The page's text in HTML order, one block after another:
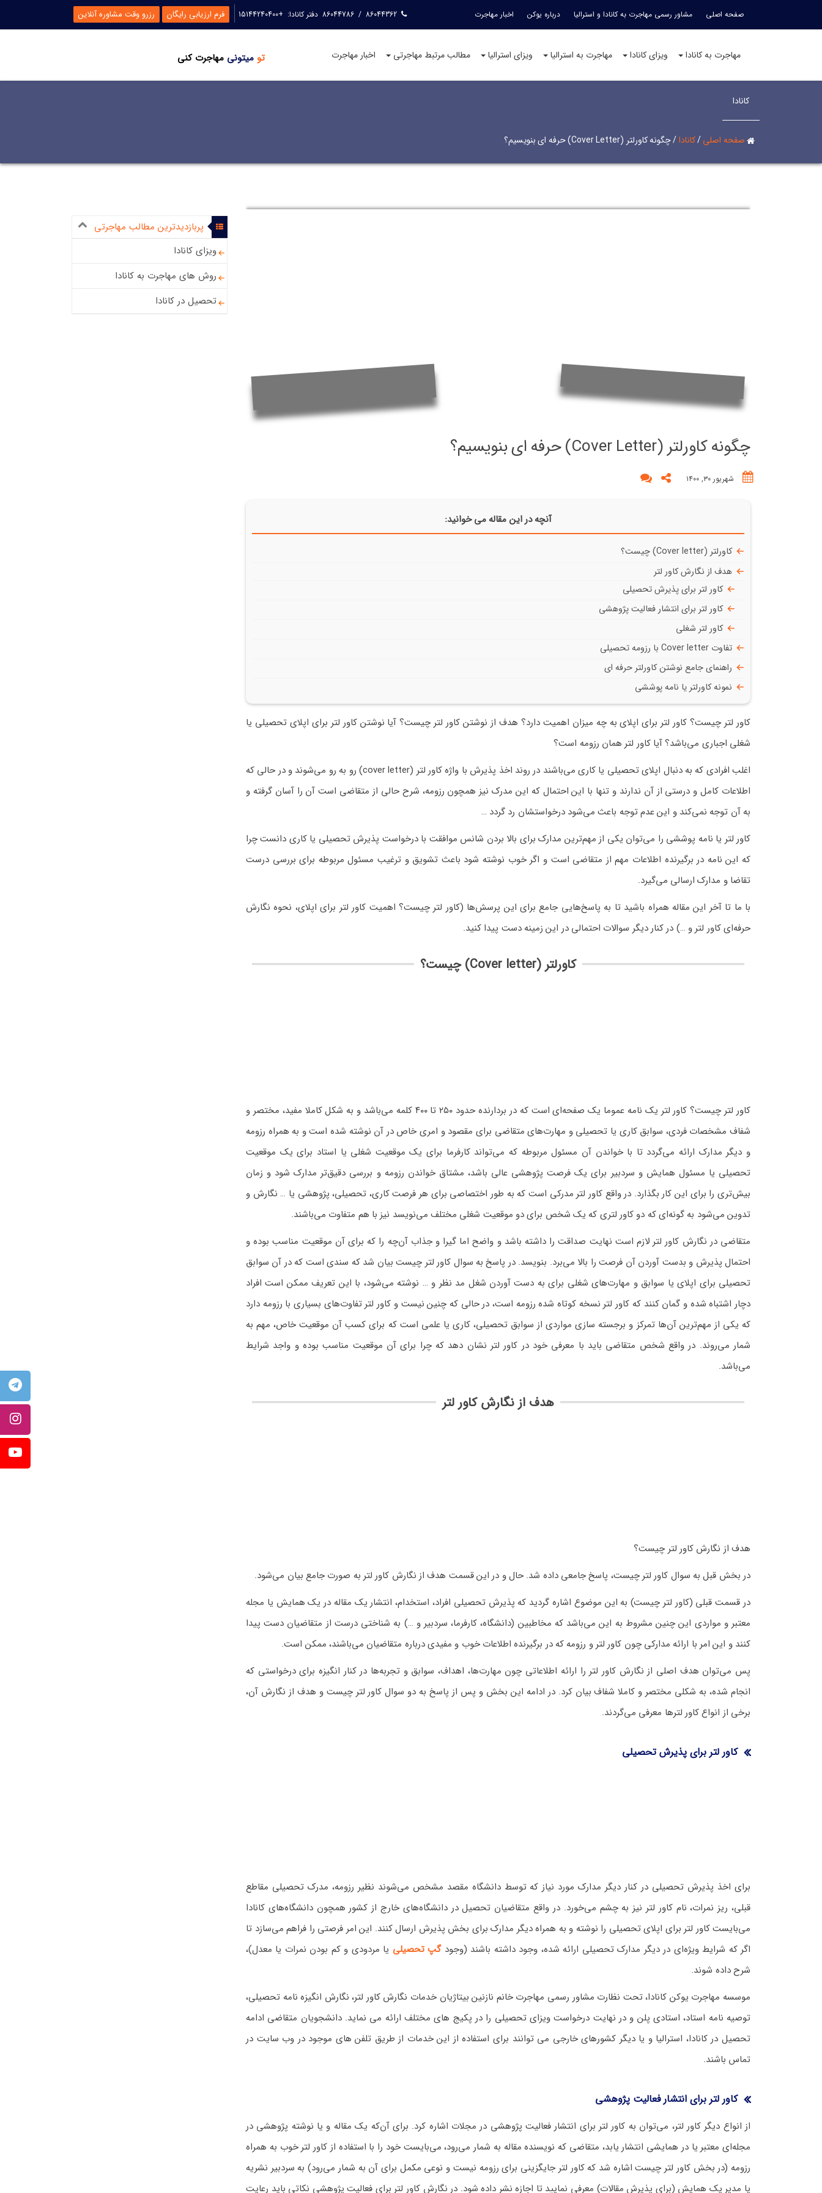
صفحه اصلی مشاور رسمی مهاجرت به کانادا و استرالیا درباره یوکن اخبار مهاجرت 86044362
/
86044786 دفتر کانادا: +15144240400 فرم ارزیابی رایگان رزرو وقت مشاوره آنلاین
مهاجرت به کانادا ویزای کانادا مهاجرت به استرالیا ویزای استرالیا مطالب مرتبط مهاجرتی اخبار مهاجرت تو میتونی مهاجرت کنی
کانادا
صفحه اصلی/کانادا/چگونه کاورلتر (Cover Letter) حرفه ای بنویسیم؟
چگونه کاورلتر (Cover Letter) حرفه ای بنویسیم؟
شهریور ۳۰, ۱۴۰۰
آنچه در این مقاله می خوانید:
کاورلتر (Cover letter) چیست؟
هدف از نگارش کاور لتر
کاور لتر برای پذیرش تحصیلی
کاور لتر برای انتشار فعالیت پژوهشی
کاور لتر شغلی
تفاوت Cover letter با رزومه تحصیلی
راهنمای جامع نوشتن کاورلتر حرفه ای
نمونه کاورلتر یا نامه پوششی
کاور لتر چیست؟ کاور لتر برای اپلای به چه میزان اهمیت دارد؟ هدف از نوشتن کاور لتر چیست؟ آیا نوشتن کاور لتر برای اپلای تحصیلی یا
شغلی اجباری می‌باشد؟ آیا کاور لتر همان رزومه است؟
اغلب افرادی که به دنبال اپلای تحصیلی یا کاری می‌باشند در روند اخذ پذیرش با واژه کاور لتر (cover letter) رو به رو می‌شوند و در حالی که
اطلاعات کامل و درستی از آن ندارند و تنها با این احتمال که این مدرک نیز همچون رزومه، شرح حالی از متقاضی است آن را آسان گرفته و
به آن توجه نمی‌کند و این عدم توجه باعث می‌شود درخواستشان رد گردد …
کاور لتر یا نامه پوششی را می‌توان یکی از مهم‌ترین مدارک برای بالا بردن شانس موافقت با درخواست پذیرش تحصیلی یا کاری دانست چرا
که این نامه در برگیرنده اطلاعات مهم از متقاضی است و اگر خوب نوشته شود باعث تشویق و ترغیب مسئول مربوطه برای بررسی درست
تقاضا و مدارک ارسالی می‌گیرد.
با ما تا آخر این مقاله همراه باشید تا به پاسخ‌هایی جامع برای این پرسش‌ها (کاور لتر چیست؟ اهمیت کاور لتر برای اپلای، نحوه نگارش
حرفه‌ای کاور لتر و …) در کنار دیگر سوالات احتمالی در این زمینه دست پیدا کنید.
کاورلتر (Cover letter) چیست؟
کاور لتر چیست؟ کاور لتر یک نامه‌ عموما یک صفحه‌ای است که در بردارنده حدود ۲۵۰ تا ۴۰۰ کلمه می‌باشد و به شکل کاملا مفید، مختصر و
شفاف مشخصات فردی، سوابق کاری یا تحصیلی و مهارت‌های متقاضی برای مقصود و امری خاص در آن نوشته شده است و به همراه رزومه
و دیگر مدارک ارائه می‌گردد تا با خواندن آن مسئول مربوطه که می‌تواند کارفرما برای یک موقعیت شغلی یا استاد برای یک موقعیت
تحصیلی یا مسئول همایش و سردبیر برای یک فرصت پژوهشی عالی باشد، مشتاق خواندن رزومه و بررسی دقیق‌تر مدارک شود و زمان
بیش‌تری را برای این کار بگذارد. در واقع کاور لتر مدرکی است که به طور اختصاصی برای هر فرصت کاری، تحصیلی، پژوهشی یا … نگارش و
تدوین می‌شود به گونه‌ای که دو کاور لتری که یک شخص برای دو موقعیت شغلی مختلف می‌نویسد نیز با هم متفاوت می‌باشند.
متقاضی در نگارش کاور لتر لازم است نهایت صداقت را داشته باشد و واضح اما گیرا و جذاب آن‌چه را که برای آن موقعیت مناسب بوده و
احتمال پذیرش و بدست آوردن آن فرصت را بالا می‌برد. بنویسد. در پاسخ به سوال کاور لتر چیست بیان شد که سندی است که در آن سوابق
تحصیلی برای اپلای یا سوابق و مهارت‌های شغلی برای به دست آوردن شغل مد نظر و … نوشته می‌شود، با این تعریف ممکن است افراد
دچار اشتباه شده و گمان کنند که کاور لتر نسخه کوتاه شده رزومه است، در حالی که چنین نیست و کاور لتر تفاوت‌های بسیاری با رزومه دارد
که یکی از مهم‌ترین آن‌ها تمرکز و برجسته سازی مواردی از سوابق تحصیلی، کاری یا علمی است که برای کسب آن موقعیت خاص، مهم به
شمار می‌روند. در واقع شخص متقاضی باید با معرفی خود در کاور لتر نشان دهد که چرا برای آن موقعیت مناسب بوده و واجد شرایط
می‌باشد.
هدف از نگارش کاور لتر
هدف از نگارش کاور لتر چیست؟
در بخش قبل به سوال کاور لتر چیست، پاسخ جامعی داده شد. حال و در این قسمت هدف از نگارش کاور لتر به صورت جامع بیان می‌شود.
در قسمت قبلی (کاور لتر چیست) به این موضوع اشاره گردید که پذیرش تحصیلی افراد، استخدام، انتشار یک مقاله در یک همایش یا مجله
معتبر و مواردی این چنین مشروط به این می‌باشد که مخاطبین (دانشگاه، کارفرما، سردبیر و …) به شناختی درست از متقاضیان دست پیدا
کنند و این امر با ارائه مدارکی چون کاور لتر و رزومه که در برگیرنده اطلاعات خوب و مفیدی درباره متقاضیان می‌باشند، ممکن است.
پس می‌توان هدف اصلی از نگارش کاور لتر را ارائه اطلاعاتی چون مهارت‌ها، اهداف، سوابق و تجربه‌ها در کنار انگیزه برای درخواستی که
انجام شده، به شکلی مختصر و کاملا شفاف بیان کرد. در ادامه این بخش و پس از پاسخ به دو سوال کاور لتر چیست و هدف از نگارش آن،
برخی از انواع کاور لترها معرفی می‌گردند.
کاور لتر برای پذیرش تحصیلی
برای اخذ پذیرش تحصیلی در کنار دیگر مدارک مورد نیاز که توسط دانشگاه مقصد مشخص می‌شوند نظیر رزومه، مدرک تحصیلی مقاطع
قبلی، ریز نمرات، نام کاور لتر نیز به چشم می‌خورد. در واقع متقاضیان تحصیل در دانشگاه‌های خارج از کشور همچون دانشگاه‌های کانادا
می‌بایست کاور لتر برای اپلای تحصیلی را نوشته و به همراه دیگر مدارک برای بخش پذیرش ارسال کنند. این امر فرصتی را فراهم می‌سازد تا
اگر که شرایط ویژه‌ای در دیگر مدارک تحصیلی ارائه شده، وجود داشته باشند (وجودگپ تحصیلی یا مردودی و کم بودن نمرات یا معدل)،
شرح داده شوند.
موسسه مهاجرت یوکن کانادا، تحت نظارت مشاور رسمی مهاجرت خانم نازنین بیتاژیان خدمات نگارش کاور لتر، نگارش انگیزه نامه تحصیلی،
توصیه نامه استاد، استادی پلن و در نهایت درخواست ویزای تحصیلی را در پکیج های مختلف ارائه می نماید. دانشجویان متقاضی ادامه
تحصیل در کانادا، استرالیا و یا دیگر کشورهای خارجی می توانند برای استفاده از این خدمات از طریق تلفن های موجود در وب سایت در
تماس باشند.
کاور لتر برای انتشار فعالیت پژوهشی
از انواع دیگر کاور لتر، می‌توان به کاور لتر برای انتشار فعالیت پژوهشی در مجلات اشاره کرد. برای آن‌که یک مقاله و یا نوشته پژوهشی در
مجله‌ای معتبر یا در همایشی انتشار یابد، متقاضی که نویسنده مقاله به شمار می‌رود، می‌بایست خود را با استفاده از کاور لتر خوب به همراه
رزومه (در بخش کاور لتر چیست اشاره شد که کاور لتر جایگزینی برای رزومه نیست و نوعی مکمل برای آن به شمار می‌رود) به سردبیر نشریه
یا مدیر یک همایش (برای پذیرش مقالات) معرفی نمایید تا اجازه نشر داده شود. در نگارش کاور لتر برای فعالیت پژوهشی نکاتی باید رعایت
پربازدیدترین مطالب مهاجرتی
ویزای کانادا
روش های مهاجرت به کانادا
تحصیل در کانادا